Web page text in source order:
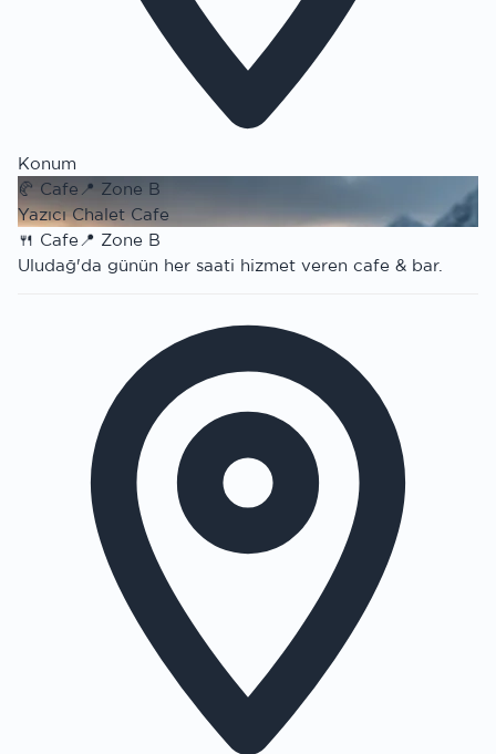
Konum
🥐 Cafe 📍 Zone B
Yazıcı Chalet Cafe
🍴 Cafe📍 Zone B
Uludağ'da günün her saati hizmet veren cafe & bar.